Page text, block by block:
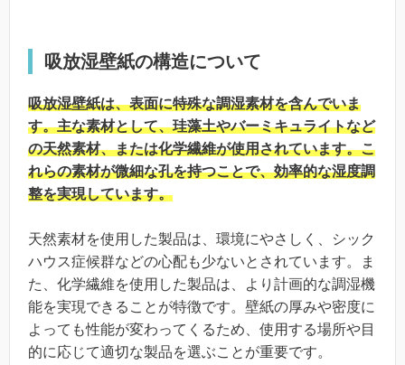
吸放湿壁紙の構造について
吸放湿壁紙は、表面に特殊な調湿素材を含んでいま
す。主な素材として、珪藻土やバーミキュライトなど
の天然素材、または化学繊維が使用されています。こ
れらの素材が微細な孔を持つことで、効率的な湿度調
整を実現しています。
天然素材を使用した製品は、環境にやさしく、シック
ハウス症候群などの心配も少ないとされています。ま
た、化学繊維を使用した製品は、より計画的な調湿機
能を実現できることが特徴です。壁紙の厚みや密度に
よっても性能が変わってくるため、使用する場所や目
的に応じて適切な製品を選ぶことが重要です。